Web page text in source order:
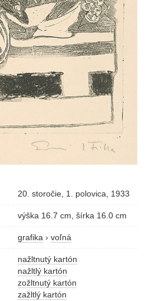
20. storočie, 1. polovica, 1933
výška 16.7 cm, šírka 16.0 cm
grafika › voľná
nažltnutý kartón
nažltlý kartón
zožltnutý kartón
zažltlý kartón